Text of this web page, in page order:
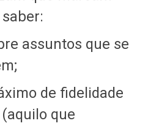
assuntos que se
de fidelidade
que